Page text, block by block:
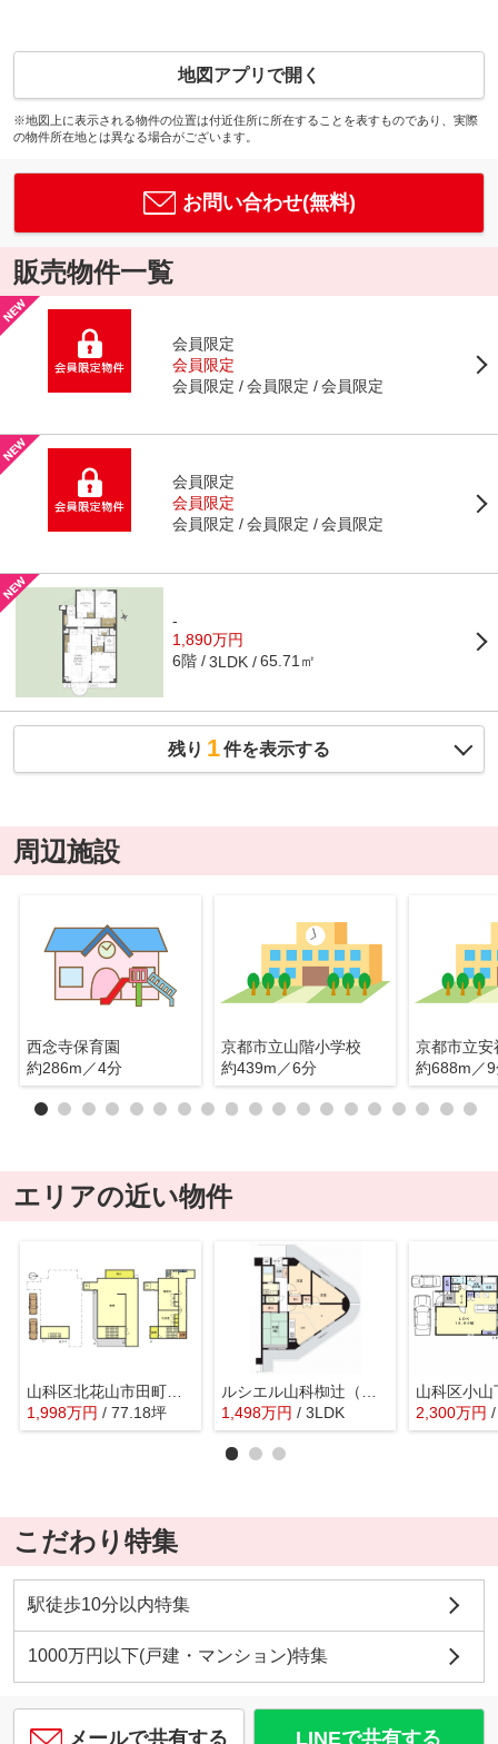
地図アプリで開く
※地図上に表示される物件の位置は付近住所に所在することを表すものであり、実際
の物件所在地とは異なる場合がございます。
お問い合わせ(無料)
販売物件一覧
会員限定
会員限定
会員限定
会員限定 会員限定
会員限定
会員限定
会員限定
会員限定 会員限定
-
1,890万円
6階 3LDK 65.71㎡
残り 1件を表示する
周辺施設
西念寺保育園
約286m／4分
京都市立山階小学校
約439m／6分
京都市立安
約688m／
エリアの近い物件
山科区北花山市田町 中古倉庫付き事務所
1,998万円 / 77.18坪
1,498万円 / 3LDK 2,300万円
こだわり特集
駅徒歩10分以内特集
1000万円以下(戸建・マンション)特集
メールで共有する LINEで共有する